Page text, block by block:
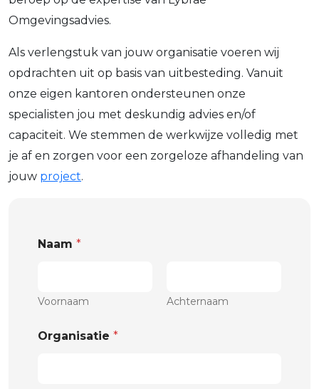
Omgevingsadvies.
Als verlengstuk van jouw organisatie voeren wij
opdrachten uit op basis van uitbesteding. Vanuit
onze eigen kantoren ondersteunen onze
specialisten jou met deskundig advies en/of
capaciteit. We stemmen de werkwijze volledig met
je af en zorgen voor een zorgeloze afhandeling van
jouw project.
Naam *
Voornaam Achternaam
Organisatie *